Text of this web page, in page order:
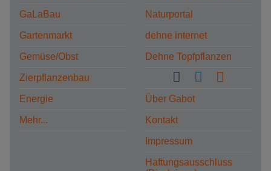
GaLaBau
Gartenmarkt
Gemüse/Obst
Zierpflanzenbau
Energie
Mehr...
Naturportal
dehne internet
Dehne Topfpflanzen
Über Gabot
Kontakt
Impressum
Haftungsausschluss